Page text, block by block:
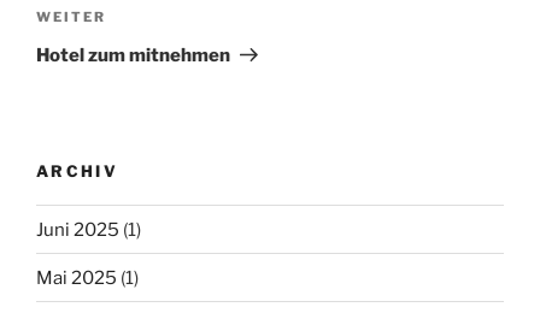
Nächster
Beitrag
WEITER
Hotel zum mitnehmen
ARCHIV
Juni 2025 (1)
Mai 2025 (1)